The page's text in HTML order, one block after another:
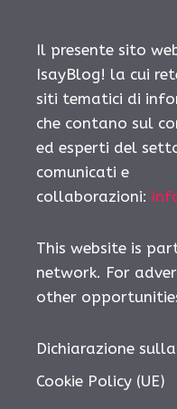
Il presente sito
IsayBlog! la cui
siti tematici di
che contano sul
ed esperti del
comunicati e
collaborazioni:
This website is
network. For
other
Dichiarazione
Cookie Policy (UE)